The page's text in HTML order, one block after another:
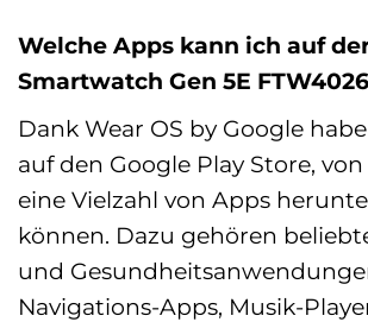
Welche Apps kann ich auf
Smartwatch Gen 5E
Dank Wear OS by Google
auf den Google Play Store,
eine Vielzahl von Apps
können. Dazu gehören
und
Navigations-Apps, Musik-